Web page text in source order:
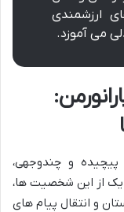
ارزشمندی
می آموزد.
و چندوجهی،
از این شخصیت ها،
و انتقال پیام های